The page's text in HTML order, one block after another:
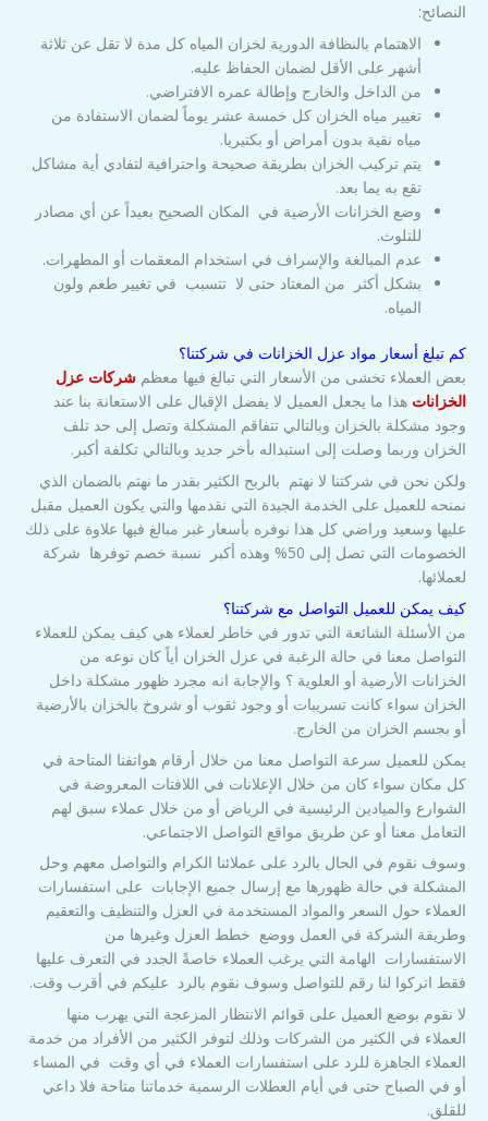
النصائح:
الاهتمام بالنظافة الدورية لخزان المياه كل مدة لا تقل عن ثلاثة
أشهر على الأقل لضمان الحفاظ عليه.
من الداخل والخارج وإطالة عمره الافتراضي.
تغيير مياه الخزان كل خمسة عشر يوماً لضمان الاستفادة من
مياه نقية بدون أمراض أو بكتيريا.
يتم تركيب الخزان بطريقة صحيحة واحترافية لتفادي أية مشاكل
تقع به يما بعد.
وضع الخزانات الأرضية في المكان الصحيح بعيداً عن أي مصادر
للتلوث.
عدم المبالغة والإسراف في استخدام المعقمات أو المطهرات.
بشكل أكثر من المعتاد حتى لا تتسبب في تغيير طعم ولون
المياه.
كم تبلغ أسعار مواد عزل الخزانات في شركتنا؟
بعض العملاء تخشى من الأسعار التي تبالغ فيها معظم شركات عزل
الخزانات هذا ما يجعل العميل لا يفضل الإقبال على الاستعانة بنا عند
وجود مشكلة بالخزان وبالتالي تتفاقم المشكلة وتصل إلى حد تلف
الخزان وربما وصلت إلى استبداله بأخر جديد وبالتالي تكلفة أكبر.
ولكن نحن في شركتنا لا نهتم بالربح الكثير بقدر ما نهتم بالضمان الذي
نمنحه للعميل على الخدمة الجيدة التي نقدمها والتي يكون العميل مقبل
عليها وسعيد وراضي كل هذا نوفره بأسعار غبر مبالغ فيها علاوة على ذلك
الخصومات التي تصل إلى 50% وهذه أكبر نسبة خصم توفرها شركة
لعملائها.
كيف يمكن للعميل التواصل مع شركتنا؟
من الأسئلة الشائعة التي تدور في خاطر لعملاء هي كيف يمكن للعملاء
التواصل معنا في حالة الرغبة في عزل الخزان أياً كان نوعه من
الخزانات الأرضية أو العلوية ؟ والإجابة انه مجرد ظهور مشكلة داخل
الخزان سواء كانت تسريبات أو وجود ثقوب أو شروخ بالخزان بالأرضية
أو بجسم الخزان من الخارج.
يمكن للعميل سرعة التواصل معنا من خلال أرقام هواتفنا المتاحة في
كل مكان سواء كان من خلال الإعلانات في اللافتات المعروضة في
الشوارع والميادين الرئيسية في الرياض أو من خلال عملاء سبق لهم
التعامل معنا أو عن طريق مواقع التواصل الاجتماعي.
وسوف نقوم في الحال بالرد على عملائنا الكرام والتواصل معهم وحل
المشكلة في حالة ظهورها مع إرسال جميع الإجابات على استفسارات
العملاء حول السعر والمواد المستخدمة في العزل والتنظيف والتعقيم
وطريقة الشركة في العمل ووضع خطط العزل وغيرها من
الاستفسارات الهامة التي يرغب العملاء خاصةً الجدد في التعرف عليها
فقط اتركوا لنا رقم للتواصل وسوف نقوم بالرد عليكم في أقرب وقت.
لا نقوم بوضع العميل على قوائم الانتظار المزعجة التي يهرب منها
العملاء في الكثير من الشركات وذلك لتوفر الكثير من الأفراد من خدمة
العملاء الجاهزة للرد على استفسارات العملاء في أي وقت في المساء
أو في الصباح حتى في أيام العطلات الرسمية خدماتنا متاحة فلا داعي
للقلق.